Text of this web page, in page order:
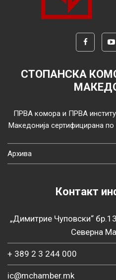
СТОПАНСКА
ПРВА комора и ПРВА
Македонија сертифицирана
Архива
Контакт
„Димитрие Чуповски“
Северна
+ 389 2 3 244 000
ic@mchamber.mk